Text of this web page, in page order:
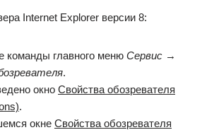
Internet Explorer версии 8:
команды главного меню Сервис →
.
окно Свойства обозревателя
.
окне Свойства обозревателя